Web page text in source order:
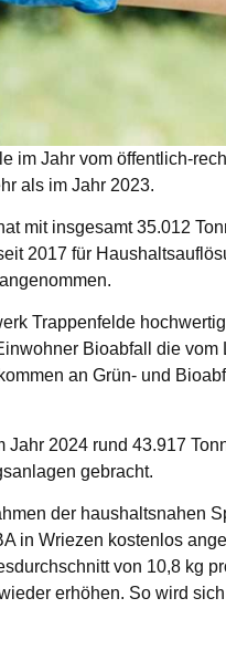
Jahr vom öffentlich-
als im Jahr 2023.
mit insgesamt 35.012
2017 für
Trappenfelde
Bioabfall die
an Grün- und
2024 rund 43.917
gebracht.
der haushaltsnahen
in Wriezen kostenlos
von 10,8 kg
erhöhen. So wird